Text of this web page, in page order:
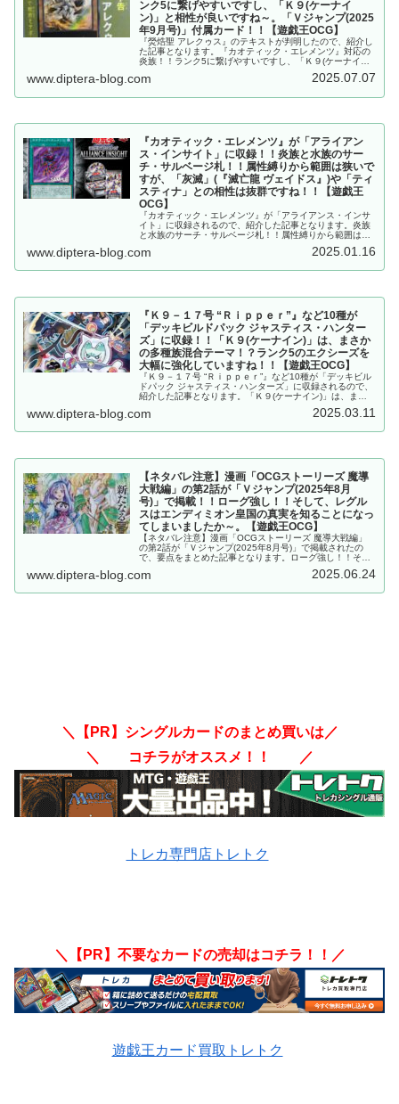
ンク5に繋げやすいですし、「Ｋ９(ケーナイ
ン)」と相性が良いですね～。「Ｖジャンプ(2025
年9月号)」付属カード！！【遊戯王OCG】
『熒焅聖 アレクゥス』のテキストが判明したので、紹介し
た記事となります。『カオティック・エレメンツ』対応の
炎族！！ランク5に繋げやすいですし、「Ｋ９(ケーナイ
号)」付属カード！！【遊戯王OCG】
www.diptera-blog.com 2025.07.07
『カオティック・エレメンツ』が「アライアン
ス・インサイト」に収録！！炎族と水族のサー
チ・サルベージ札！！属性縛りから範囲は狭いで
すが、「灰滅」(『滅亡龍 ヴェイドス』)や「ティ
スティナ」との相性は抜群ですね！！【遊戯王
OCG】
『カオティック・エレメンツ』が「アライアンス・インサ
イト」に収録されるので、紹介した記事となります。炎族
と水族のサーチ・サルベージ札！！属性縛りから範囲は狭
ィナ」との相性は抜群ですね！！【遊戯王OCG】
www.diptera-blog.com 2025.01.16
『Ｋ９－１７号 “Ｒｉｐｐｅｒ”』など10種が
「デッキビルドパック ジャスティス・ハンター
ズ」に収録！！「Ｋ９(ケーナイン)」は、まさか
の多種族混合テーマ！？ランク5のエクシーズを
大幅に強化していますね！！【遊戯王OCG】
『Ｋ９－１７号 “Ｒｉｐｐｅｒ”』など10種が「デッキビル
ドパック ジャスティス・ハンターズ」に収録されるので、
紹介した記事となります。「Ｋ９(ケーナイン)」は、まさ
強化していますね！！【遊戯王OCG】
www.diptera-blog.com 2025.03.11
【ネタバレ注意】漫画「OCGストーリーズ 魔導
大戦編」の第2話が「Ｖジャンプ(2025年8月
号)」で掲載！！ローグ強し！！そして、レグル
スはエンディミオン皇国の真実を知ることになっ
てしまいましたか～。【遊戯王OCG】
【ネタバレ注意】漫画「OCGストーリーズ 魔導大戦編」
の第2話が「Ｖジャンプ(2025年8月号)」で掲載されたの
で、要点をまとめた記事となります。ローグ強し！！そし
ってしまいましたか～。【遊戯王OCG】
www.diptera-blog.com 2025.06.24
＼【PR】シングルカードのまとめ買いは／
＼ コチラがオススメ！！ ／
トレカ専門店トレトク
＼【PR】不要なカードの売却はコチラ！！／
遊戯王カード買取トレトク